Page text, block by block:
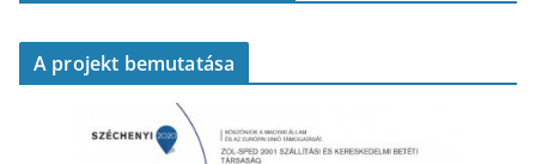
A projekt bemutatása